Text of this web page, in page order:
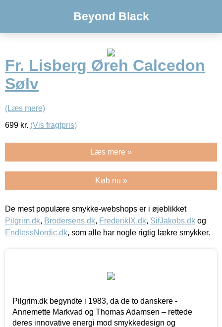
Beyond Black
Fr. Lisberg Øreh Calcedon
Sølv
(Læs mere)
699 kr. (Vis fragtpris)
Læs mere »
Køb nu »
De mest populære smykke-webshops er i øjeblikket
Pilgrim.dk, Brodersens.dk, FrederikIX.dk, SifJakobs.dk og
EndlessNordic.dk, som alle har nogle rigtig lækre smykker.
Pilgrim.dk begyndte i 1983, da de to danskere -
Annemette Markvad og Thomas Adamsen – rettede
deres innovative energi mod smykkedesign og